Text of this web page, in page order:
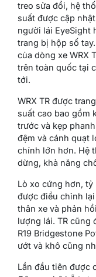
treo sửa đổi, hệ
suất được cập
người lái EyeSight
trang bị hộp số
của dòng xe WRX
trên toàn quốc tại
tới.
WRX TR được
suất cao bao gồm
trước và kẹp
đệm và cánh quạt
chính lớn hơn. Hệ
dừng, khả năng
Lò xo cứng hơn, tỷ
được điều chỉnh lại
thân xe và phản
lượng lái. TR cũng
R19 Bridgestone
ướt và khô cũng
Lần đầu tiên được